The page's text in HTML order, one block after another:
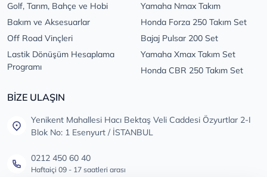
Golf, Tarım, Bahçe ve Hobi
Bakım ve Aksesuarlar
Off Road Vinçleri
Lastik Dönüşüm Hesaplama
Programı
Yamaha Nmax Takım
Honda Forza 250 Takım Set
Bajaj Pulsar 200 Set
Yamaha Xmax Takım Set
Honda CBR 250 Takım Set
BİZE ULAŞIN
Yenikent Mahallesi Hacı Bektaş Veli Caddesi Özyurtlar 2-I
Blok No: 1 Esenyurt / İSTANBUL
0212 450 60 40
Haftaiçi 09 - 17 saatleri arası